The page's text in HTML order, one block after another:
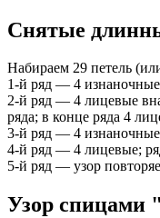
Снятые
Набираем 29 петель
1-й ряд — 4
2-й ряд — 4 лицевые
ряда; в конце ряда 4
3-й ряд — 4
4-й ряд — 4 лицевые;
5-й ряд — узор
Узор спицами